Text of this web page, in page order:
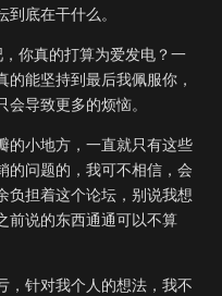
底在干什么。
你真的打算为爱发电？一
能坚持到最后我佩服你，
导致更多的烦恼。
的小地方，一直就只有这些
的问题的，我可不相信，会
负担着这个论坛，别说我想
前说的东西通通可以不算
，针对我个人的想法，我不